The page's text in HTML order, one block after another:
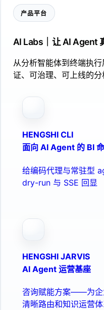
产品平台
AI Labs｜让 AI Agent
从分析智能体到终端执
证、可治理、可上线的分
HENGSHI CLI
面向 AI Agent 的 BI
给编码代理与常驻型
dry-run 与 SSE 回显
HENGSHI JARVIS
AI Agent 运营基座
咨询赋能方案——为企
清晰路由和知识运营